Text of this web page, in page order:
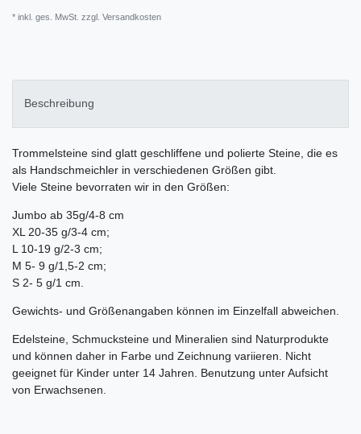
* inkl. ges. MwSt. zzgl. Versandkosten
Beschreibung
Trommelsteine sind glatt geschliffene und polierte Steine, die es
als Handschmeichler in verschiedenen Größen gibt.
Viele Steine bevorraten wir in den Größen:
Jumbo ab 35g/4-8 cm
XL 20-35 g/3-4 cm;
L 10-19 g/2-3 cm;
M 5- 9 g/1,5-2 cm;
S 2- 5 g/1 cm.
Gewichts- und Größenangaben können im Einzelfall abweichen.
Edelsteine, Schmucksteine und Mineralien sind Naturprodukte
und können daher in Farbe und Zeichnung variieren. Nicht
geeignet für Kinder unter 14 Jahren. Benutzung unter Aufsicht
von Erwachsenen.